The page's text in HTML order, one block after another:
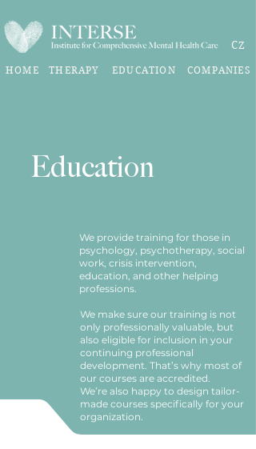
HOME THERAPY EDUCATION
CZ
COMPANIES
Education
We provide training for those in
psychology, psychotherapy, social
work, crisis intervention,
education, and other helping
professions.
We make sure our training is not
only professionally valuable, but
also eligible for inclusion in your
continuing professional
development. That’s why most of
our courses are accredited.
We’re also happy to design tailor-
made courses specifically for your
organization.